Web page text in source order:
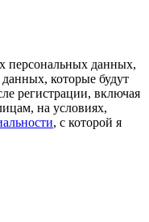
персональных данных,
которые будут
регистрации, включая
на условиях,
, с которой я